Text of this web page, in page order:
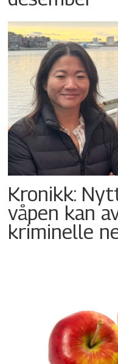
Kronikk:
våpen kan
kriminelle